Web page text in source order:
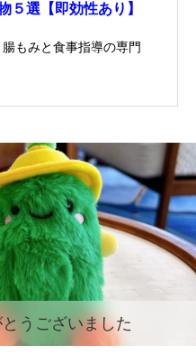
５選【即効性あり】
もみと食事指導の専門
うございました